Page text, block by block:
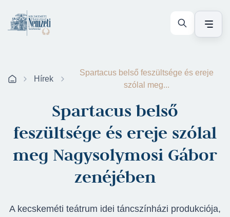
Hírek
Spartacus belső feszültsége és ereje
szólal meg...
Spartacus belső
feszültsége és ereje szólal
meg Nagysolymosi Gábor
zenéjében
A kecskeméti teátrum idei táncszínházi produkciója,